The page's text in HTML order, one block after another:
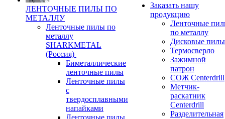
ЛЕНТОЧНЫЕ ПИЛЫ ПО
МЕТАЛЛУ
Ленточные пилы по
металлу
SHARKMETAL
(Россия)
Биметаллические
ленточные пилы
Ленточные пилы
с
твердосплавными
напайками
Ленточные пилы
Заказать нашу
продукцию
Ленточные
по металлу
Дисковые пилы
Термосверло
Зажимной
патрон
СОЖ Centerdrill
Метчик-
раскатник
Centerdrill
Разделительная